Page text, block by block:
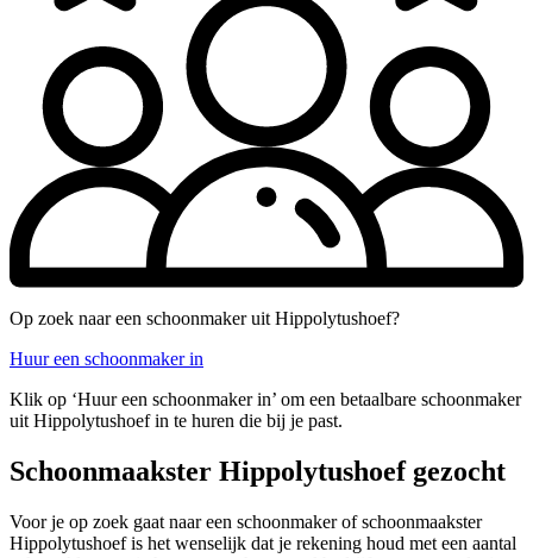
Op zoek naar een schoonmaker uit Hippolytushoef?
Huur een schoonmaker in
Klik op ‘Huur een schoonmaker in’ om een betaalbare schoonmaker
uit Hippolytushoef in te huren die bij je past.
Schoonmaakster Hippolytushoef gezocht
Voor je op zoek gaat naar een schoonmaker of schoonmaakster
Hippolytushoef is het wenselijk dat je rekening houd met een aantal